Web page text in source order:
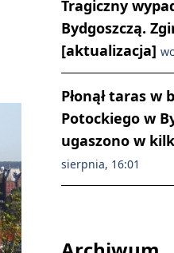
Tragiczny
Bydgoszczą.
[aktualizacja]
Płonął taras w
Potockiego w
ugaszono w
sierpnia, 16:01